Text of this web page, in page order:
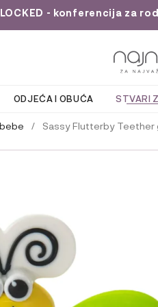
- konferencija za
ODJEĆA I OBUĆA STVARI
/ Sassy Flutterby Teether